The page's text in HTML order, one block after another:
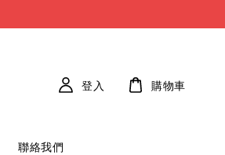
聯絡我們
登入 購物車